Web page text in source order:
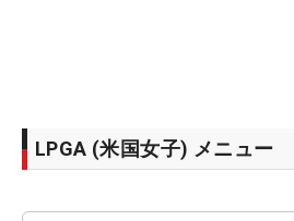
LPGA (米国女子) メニュー